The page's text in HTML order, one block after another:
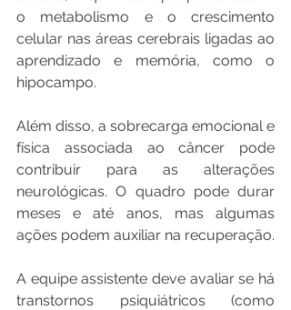
o metabolismo e o crescimento
celular nas áreas cerebrais ligadas ao
aprendizado e memória, como o
hipocampo.
Além disso, a sobrecarga emocional e
física associada ao câncer pode
contribuir para as alterações
neurológicas. O quadro pode durar
meses e até anos, mas algumas
ações podem auxiliar na recuperação.
A equipe assistente deve avaliar se há
transtornos psiquiátricos (como